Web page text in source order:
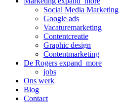
Social Media Marketing
Google ads
Vacaturemarketing
Contentcreatie
Graphic design
Contentmarketing
De Rogers expand_more
jobs
Ons werk
Blog
Contact